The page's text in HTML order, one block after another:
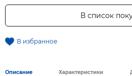
В список
В избранное
Описание Характеристики